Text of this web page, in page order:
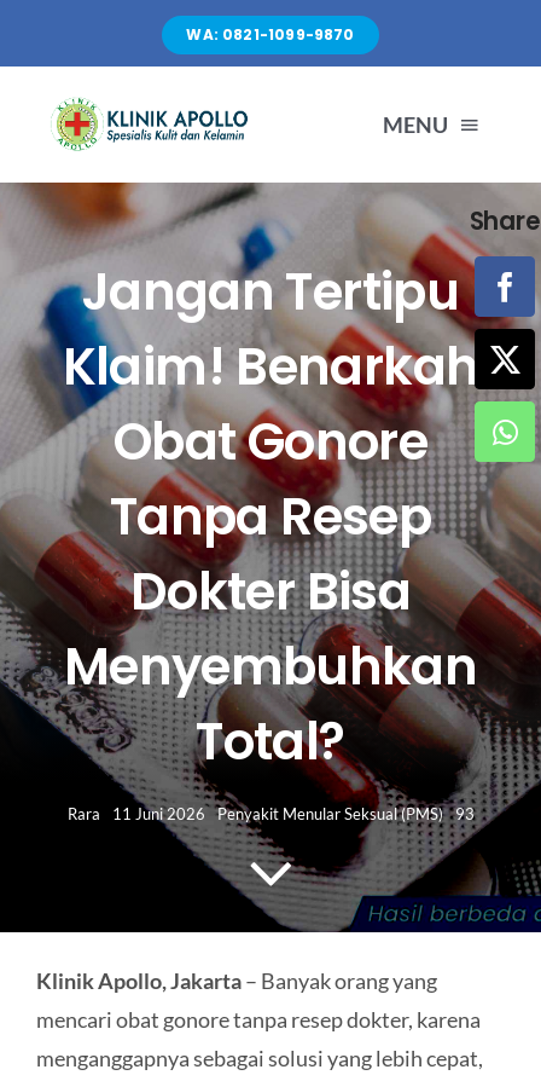
content
WA: 0821-1099-9870
MENU
TENTANG KAMI
LAYANAN
FASILITAS
ARTIKEL
HUBUNGI KAMI
Search
for:
Jangan Tertipu
Klaim! Benarkah
Obat Gonore
Tanpa Resep
Dokter Bisa
Menyembuhkan
Total?
Rara 11 Juni 2026 Penyakit Menular Seksual (PMS) 93
Klinik Apollo, Jakarta– Banyak orang yang
mencari obat gonore tanpa resep dokter, karena
menganggapnya sebagai solusi yang lebih cepat,
Share